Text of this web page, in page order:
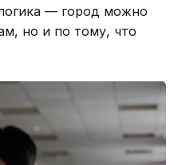
— город можно
но и по тому, что